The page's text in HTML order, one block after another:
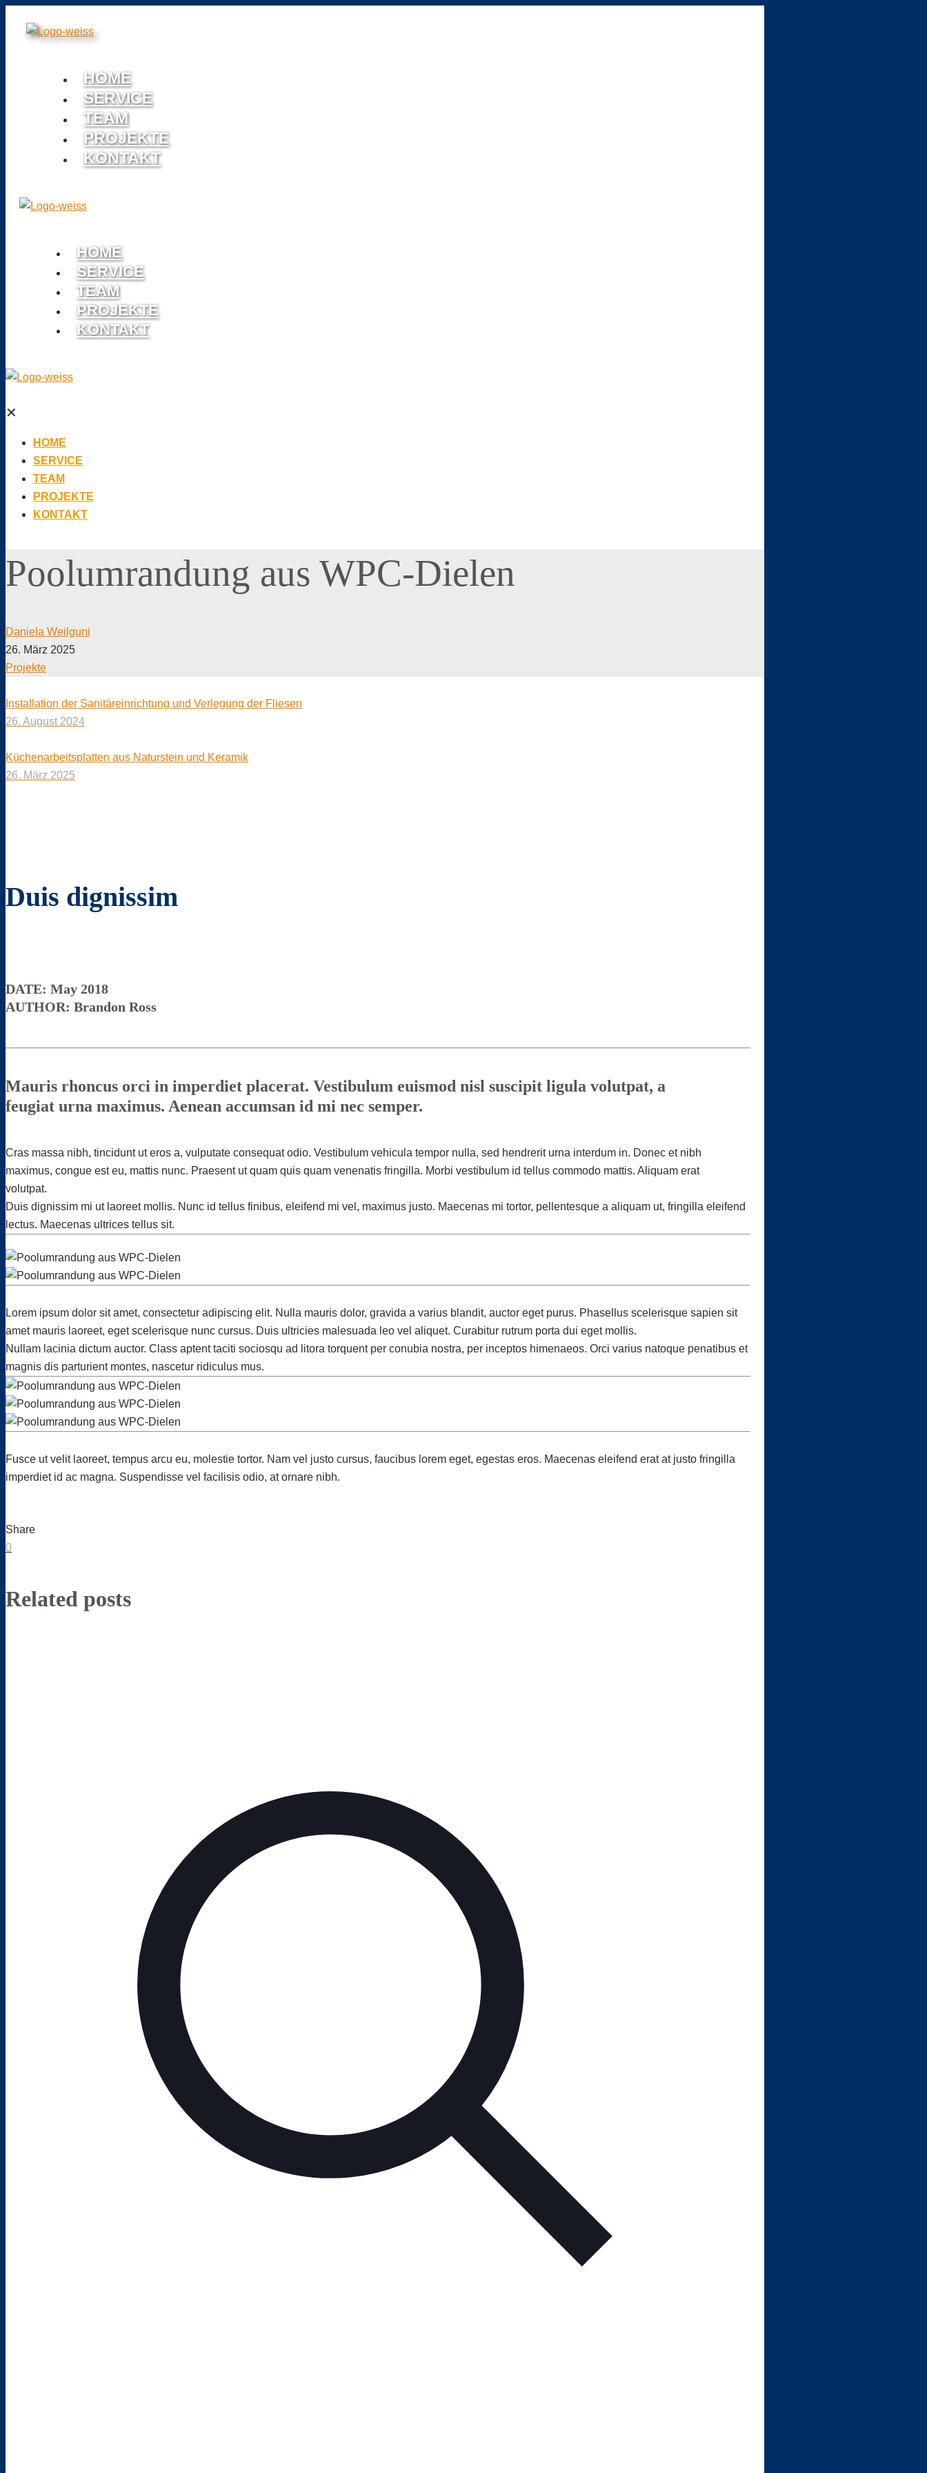
HOME
SERVICE
TEAM
PROJEKTE
KONTAKT
HOME
SERVICE
TEAM
PROJEKTE
KONTAKT
✕
HOME
SERVICE
TEAM
PROJEKTE
KONTAKT
Poolumrandung aus WPC-Dielen
Daniela Weilguni
26. März 2025
Projekte
Installation der Sanitäreinrichtung und Verlegung der Fliesen
26. August 2024
Küchenarbeitsplatten aus Naturstein und Keramik
26. März 2025
Duis dignissim
DATE: May 2018
AUTHOR: Brandon Ross
Mauris rhoncus orci in imperdiet placerat. Vestibulum euismod nisl suscipit ligula volutpat, a
feugiat urna maximus. Aenean accumsan id mi nec semper.
Cras massa nibh, tincidunt ut eros a, vulputate consequat odio. Vestibulum vehicula tempor nulla, sed hendrerit urna interdum in. Donec et nibh
maximus, congue est eu, mattis nunc. Praesent ut quam quis quam venenatis fringilla. Morbi vestibulum id tellus commodo mattis. Aliquam erat
volutpat.
Duis dignissim mi ut laoreet mollis. Nunc id tellus finibus, eleifend mi vel, maximus justo. Maecenas mi tortor, pellentesque a aliquam ut, fringilla eleifend
lectus. Maecenas ultrices tellus sit.
Lorem ipsum dolor sit amet, consectetur adipiscing elit. Nulla mauris dolor, gravida a varius blandit, auctor eget purus. Phasellus scelerisque sapien sit
amet mauris laoreet, eget scelerisque nunc cursus. Duis ultricies malesuada leo vel aliquet. Curabitur rutrum porta dui eget mollis.
Nullam lacinia dictum auctor. Class aptent taciti sociosqu ad litora torquent per conubia nostra, per inceptos himenaeos. Orci varius natoque penatibus et
magnis dis parturient montes, nascetur ridiculus mus.
Fusce ut velit laoreet, tempus arcu eu, molestie tortor. Nam vel justo cursus, faucibus lorem eget, egestas eros. Maecenas eleifend erat at justo fringilla
imperdiet id ac magna. Suspendisse vel facilisis odio, at ornare nibh.
Share
0
Related posts